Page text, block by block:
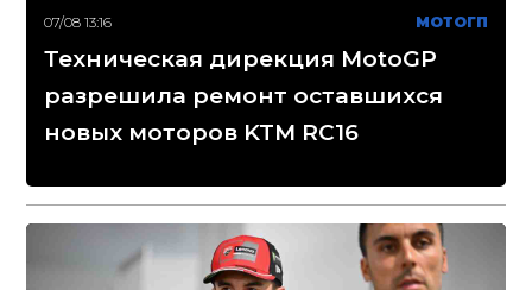
07/08 13:16 МОТОГП
Техническая дирекция MotoGP
разрешила ремонт оставшихся
новых моторов KTM RC16